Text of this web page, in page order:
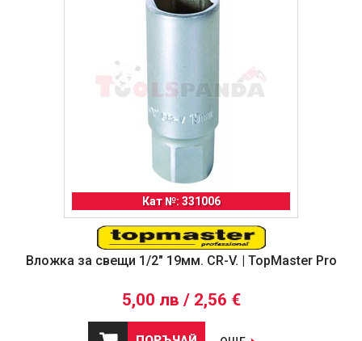
Кат №: 331006
Вложка за свещи 1/2" 19мм. CR-V. | TopMaster Pro
5,00 лв / 2,56 €